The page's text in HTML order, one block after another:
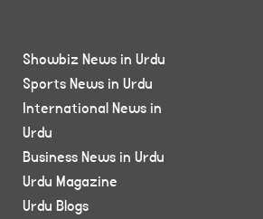
Showbiz News in Urdu
Sports News in Urdu
International News in
Urdu
Business News in Urdu
Urdu Magazine
Urdu Blogs